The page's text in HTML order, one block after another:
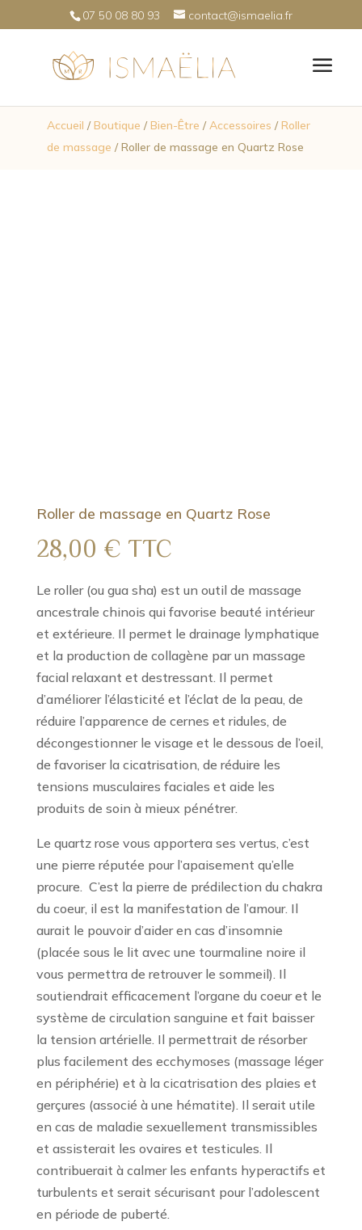
07 50 08 80 93 contact@ismaelia.fr
Accueil /Boutique /Bien-Être /Accessoires /Roller
de massage / Roller de massage en Quartz Rose
Roller de massage en Quartz Rose
28,00 € TTC
Le roller (ou gua sha) est un outil de massage
ancestrale chinois qui favorise beauté intérieur
et extérieure. Il permet le drainage lymphatique
et la production de collagène par un massage
facial relaxant et destressant. Il permet
d’améliorer l’élasticité et l’éclat de la peau, de
réduire l’apparence de cernes et ridules, de
décongestionner le visage et le dessous de l’oeil,
de favoriser la cicatrisation, de réduire les
tensions musculaires faciales et aide les
produits de soin à mieux pénétrer.
Le quartz rose vous apportera ses vertus, c’est
une pierre réputée pour l’apaisement qu’elle
procure. C’est la pierre de prédilection du chakra
du coeur, il est la manifestation de l’amour. Il
aurait le pouvoir d’aider en cas d’insomnie
(placée sous le lit avec une tourmaline noire il
vous permettra de retrouver le sommeil). Il
soutiendrait efficacement l’organe du coeur et le
système de circulation sanguine et fait baisser
la tension artérielle. Il permettrait de résorber
plus facilement des ecchymoses (massage léger
en périphérie) et à la cicatrisation des plaies et
gerçures (associé à une hématite). Il serait utile
en cas de maladie sexuellement transmissibles
et assisterait les ovaires et testicules. Il
contribuerait à calmer les enfants hyperactifs et
turbulents et serait sécurisant pour l’adolescent
en période de puberté.